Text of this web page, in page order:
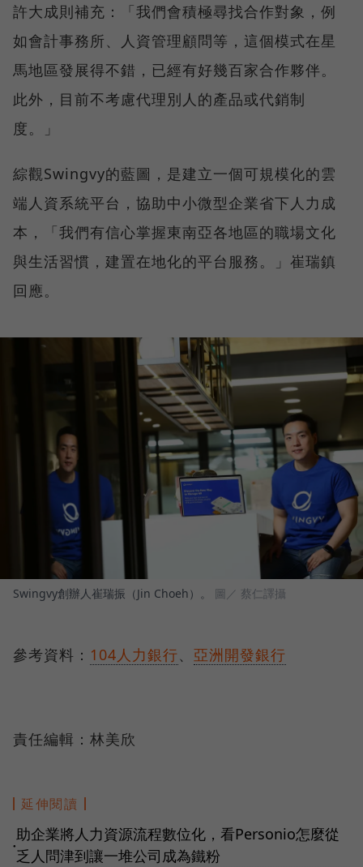
許大成則補充：「我們會積極尋找合作對象，例
如會計事務所、人資管理顧問等，這個模式在星
馬地區發展得不錯，已經有好幾百家合作夥伴。
此外，目前不考慮代理別人的產品或代銷制
度。」
綜觀Swingvy的藍圖，是建立一個可規模化的雲
端人資系統平台，協助中小微型企業省下人力成
本，「我們有信心掌握東南亞各地區的職場文化
與生活習慣，建置在地化的平台服務。」崔瑞鎮
回應。
Swingvy創辦人崔瑞振（Jin Choeh）。 圖／ 蔡仁譯攝
參考資料： 104人力銀行、 亞洲開發銀行
責任編輯：林美欣
延伸閱讀
●
助企業將人力資源流程數位化，看Personio怎麼從
乏人問津到讓一堆公司成為鐵粉